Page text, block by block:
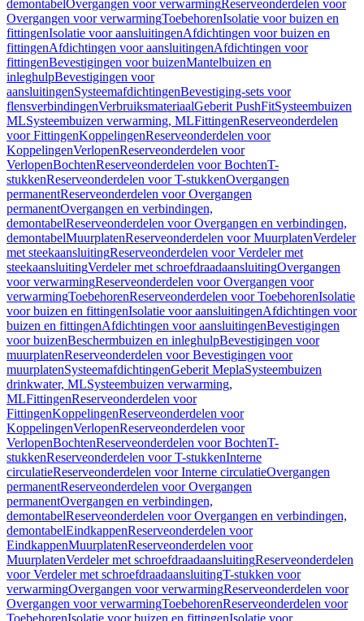
demontabelOvergangen voor verwarmingReserveonderdelen voor
Overgangen voor verwarmingToebehorenIsolatie voor buizen en
fittingenIsolatie voor aansluitingenAfdichtingen voor buizen en
fittingenAfdichtingen voor aansluitingenAfdichtingen voor
fittingenBevestigingen voor buizenMantelbuizen en
inleghulpBevestigingen voor
aansluitingenSysteemafdichtingenBevestiging-sets voor
flensverbindingenVerbruiksmateriaalGeberit PushFitSysteembuizen
MLSysteembuizen verwarming, MLFittingenReserveonderdelen
voor FittingenKoppelingenReserveonderdelen voor
KoppelingenVerlopenReserveonderdelen voor
VerlopenBochtenReserveonderdelen voor BochtenT-
stukkenReserveonderdelen voor T-stukkenOvergangen
permanentReserveonderdelen voor Overgangen
permanentOvergangen en verbindingen,
demontabelReserveonderdelen voor Overgangen en verbindingen,
demontabelMuurplatenReserveonderdelen voor MuurplatenVerdeler
met steekaansluitingReserveonderdelen voor Verdeler met
steekaansluitingVerdeler met schroefdraadaansluitingOvergangen
voor verwarmingReserveonderdelen voor Overgangen voor
verwarmingToebehorenReserveonderdelen voor ToebehorenIsolatie
voor buizen en fittingenIsolatie voor aansluitingenAfdichtingen voor
buizen en fittingenAfdichtingen voor aansluitingenBevestigingen
voor buizenBeschermbuizen en inleghulpBevestigingen voor
muurplatenReserveonderdelen voor Bevestigingen voor
muurplatenSysteemafdichtingenGeberit MeplaSysteembuizen
drinkwater, MLSysteembuizen verwarming,
MLFittingenReserveonderdelen voor
FittingenKoppelingenReserveonderdelen voor
KoppelingenVerlopenReserveonderdelen voor
VerlopenBochtenReserveonderdelen voor BochtenT-
stukkenReserveonderdelen voor T-stukkenInterne
circulatieReserveonderdelen voor Interne circulatieOvergangen
permanentReserveonderdelen voor Overgangen
permanentOvergangen en verbindingen,
demontabelReserveonderdelen voor Overgangen en verbindingen,
demontabelEindkappenReserveonderdelen voor
EindkappenMuurplatenReserveonderdelen voor
MuurplatenVerdeler met schroefdraadaansluitingReserveonderdelen
voor Verdeler met schroefdraadaansluitingT-stukken voor
verwarmingOvergangen voor verwarmingReserveonderdelen voor
Overgangen voor verwarmingToebehorenReserveonderdelen voor
ToebehorenIsolatie voor buizen en fittingenIsolatie voor